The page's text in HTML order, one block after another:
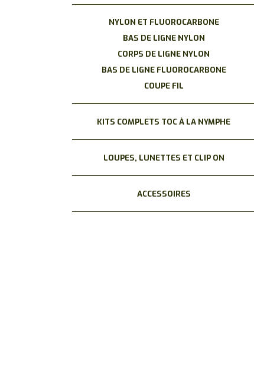
NYLON ET FLUOROCARBONE
BAS DE LIGNE FLUOROCARBONE
BAS DE LIGNE NYLON
CORPS DE LIGNE NYLON
COUPE FIL
KITS COMPLETS TOC À LA NYMPHE
LOUPES, LUNETTES ET CLIP ON
ACCESSOIRES